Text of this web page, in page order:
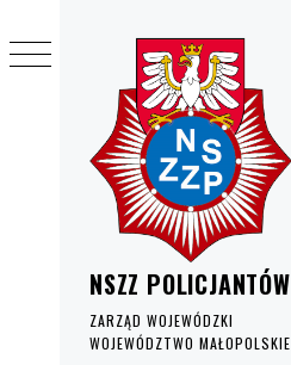
NSZZ POLICJANTÓW
ZARZĄD WOJEWÓDZKI
WOJEWÓDZTWO MAŁOPOLSKIE